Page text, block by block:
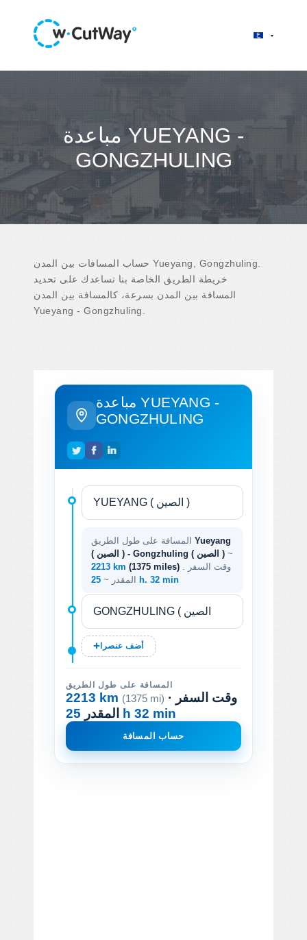
مباعدة YUEYANG -
GONGZHULING
حساب المسافات بين المدن Yueyang, Gongzhuling.
خريطة الطريق الخاصة بنا تساعدك على تحديد
المسافة بين المدن بسرعة، كالمسافة بين المدن
Yueyang - Gongzhuling.
مباعدة YUEYANG -
GONGZHULING
Yueyang
( الصين ) - Gongzhuling ( الصين ) ~
2213 km (1375 miles)
المقدر ~ 25 h. 32 min
أضف عنصرا
المسافة على طول الطريق
2213 km (1375 mi) · وقت السفر
المقدر 25 h 32 min
حساب المسافة